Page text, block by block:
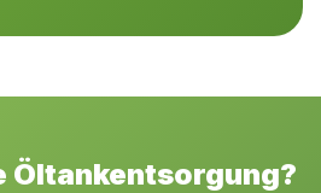
Öltankentsorgung?